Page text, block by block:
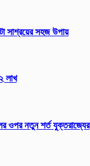
সাশ্রয়ের সহজ উপায়
লাখ
ওপর নতুন শর্ত যুক্তরাজ্যের